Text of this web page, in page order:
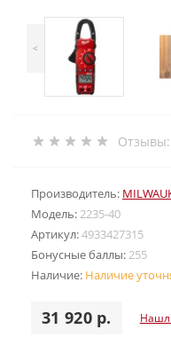
<
Отзывы:
Производитель:
Модель:2235-40
Артикул:4933427315
Бонусные баллы:255
Наличие: Наличие
31 920 р.